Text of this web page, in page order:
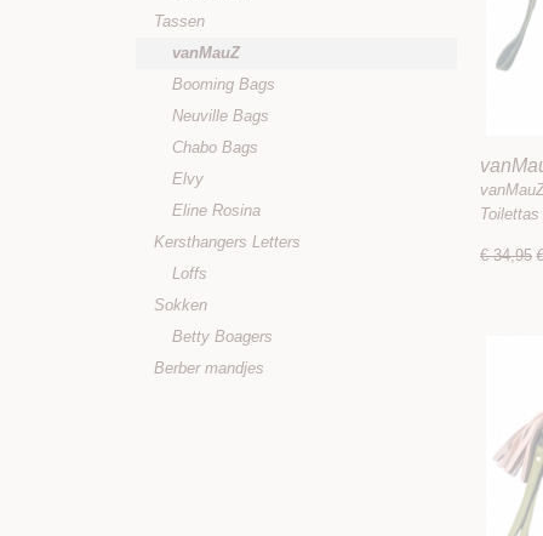
Tassen
vanMauZ
Booming Bags
Neuville Bags
Chabo Bags
Elvy
Eline Rosina
Kersthangers Letters
Loffs
Sokken
Betty Boagers
Berber mandjes
/
€ 34,95